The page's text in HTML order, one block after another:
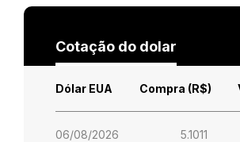
Cotação do dolar
Dólar EUA Compra (R$)
06/08/2026 5.1011